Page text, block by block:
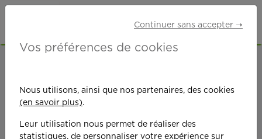
Continuer sans accepter ➝
Vos préférences de cookies
Nous utilisons, ainsi que nos partenaires, des cookies
(en savoir plus).
Leur utilisation nous permet de réaliser des
statistiques, de personnaliser votre expérience sur